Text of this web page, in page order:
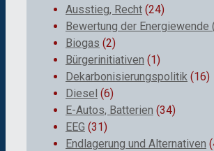
Ausstieg, Recht (24)
Bewertung der Energiewende
Biogas (2)
Bürgerinitiativen (1)
Dekarbonisierungspolitik (16)
Diesel (6)
E-Autos, Batterien (34)
EEG (31)
Endlagerung und Alternativen